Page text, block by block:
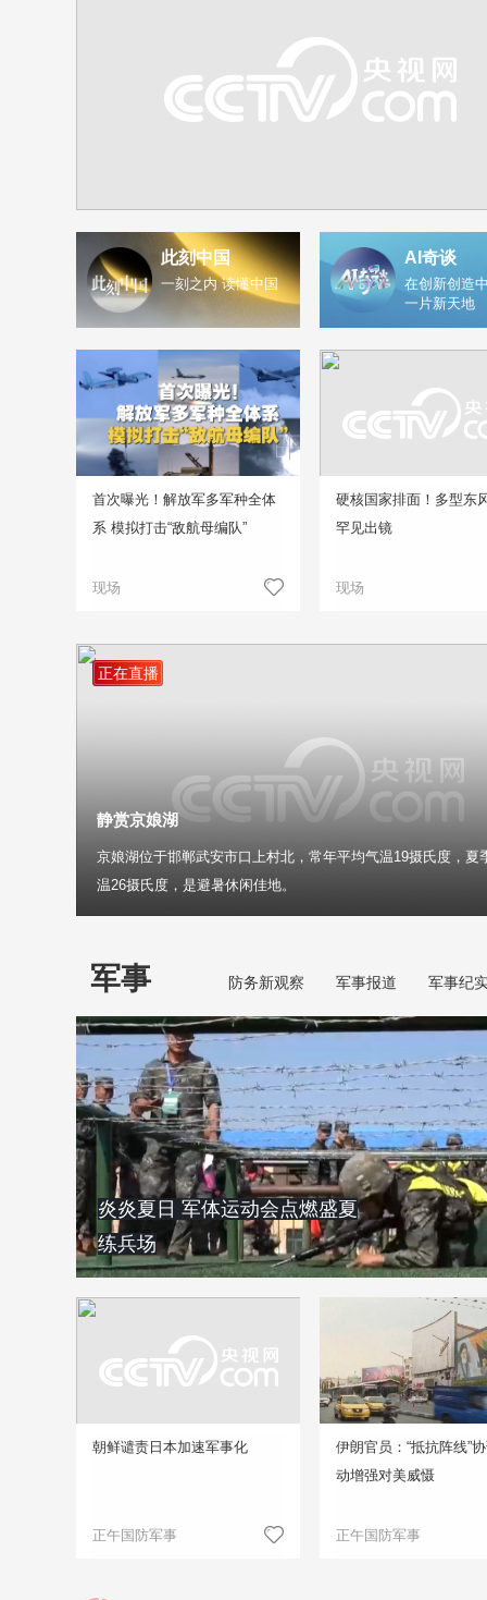
此刻中国
一刻之内 读懂中国
AI奇谈
在创新创造
一片新天地
首次曝光！解放军多军种全体
系 模拟打击“敌航母编队”
现场
硬核国家排面！多型东
罕见出镜
现场
正在直播
静赏京娘湖
京娘湖位于邯郸武安市口上村北，常年平均气温19摄氏度，夏
温26摄氏度，是避暑休闲佳地。
军事 防务新观察 军事报道 军事纪
炎炎夏日 军体运动会点燃盛夏
练兵场
朝鲜谴责日本加速军事化
正午国防军事
伊朗官员：“抵抗阵线”
动增强对美威慑
正午国防军事